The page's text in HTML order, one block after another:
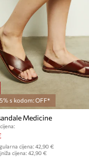
s kodom: OFF*
Medicine
cijena: 42,90 €
cijena: 42,90 €